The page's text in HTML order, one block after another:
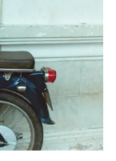
có sự chấp
phát hành lại